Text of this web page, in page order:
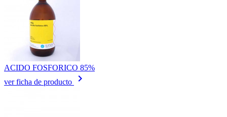
ACIDO FOSFORICO 85%
ver ficha de producto
keyboard_arrow_right